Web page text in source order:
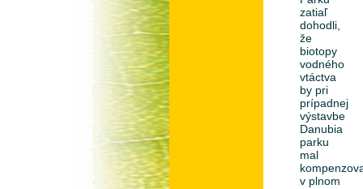
zatiaľ
dohodli,
že
biotopy
vodného
vtáctva
by pri
prípadnej
výstavbe
Danubia
parku
mal
v plnom